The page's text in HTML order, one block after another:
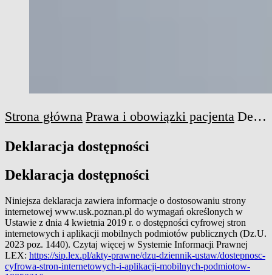
Strona główna Prawa i obowiązki pacjenta Deklaracja dostępności
Deklaracja dostępności
Deklaracja dostępności
Niniejsza deklaracja zawiera informacje o dostosowaniu strony
internetowej www.usk.poznan.pl do wymagań określonych w
Ustawie z dnia 4 kwietnia 2019 r. o dostępności cyfrowej stron
internetowych i aplikacji mobilnych podmiotów publicznych (Dz.U.
2023 poz. 1440). Czytaj więcej w Systemie Informacji Prawnej
LEX: https://sip.lex.pl/akty-prawne/dzu-dziennik-ustaw/dostepnosc-
cyfrowa-stron-internetowych-i-aplikacji-mobilnych-podmiotow-